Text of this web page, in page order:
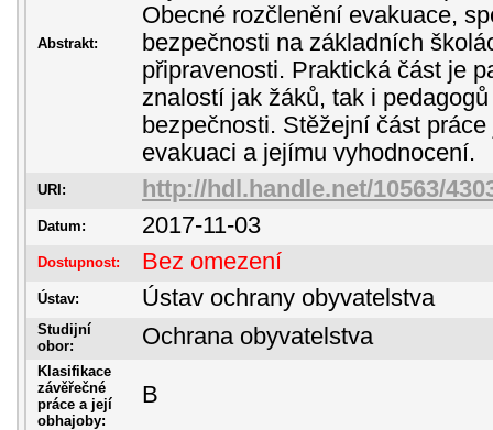
Abstrakt:
Obecné rozčlenění evakuace,
bezpečnosti na základních
připravenosti. Praktická část je
znalostí jak žáků, tak i
bezpečnosti. Stěžejní část
evakuaci a jejímu vyhodnocení.
URI: http://hdl.handle.net/10563/
Datum: 2017-11-03
Dostupnost: Bez omezení
Ústav: Ústav ochrany obyvatelstva
Studijní
obor:
Ochrana obyvatelstva
Klasifikace
závěřečné
práce a její
obhajoby:
B